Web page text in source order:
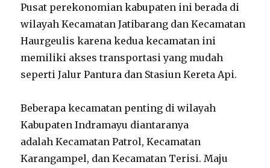
Pusat perekonomian kabupaten ini berada di
wilayah Kecamatan Jatibarang dan Kecamatan
Haurgeulis karena kedua kecamatan ini
memiliki akses transportasi yang mudah
seperti Jalur Pantura dan Stasiun Kereta Api.
Beberapa kecamatan penting di wilayah
Kabupaten Indramayu diantaranya
adalah Kecamatan Patrol, Kecamatan
Karangampel, dan Kecamatan Terisi. Maju